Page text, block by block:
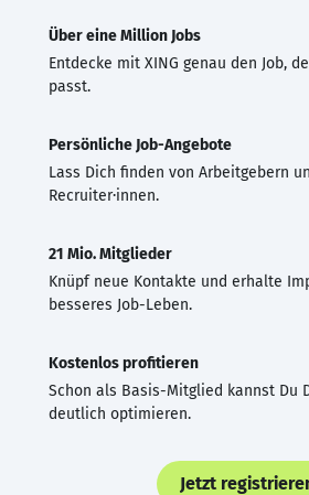
Über eine Million Jobs
Entdecke mit XING genau den Job,
passt.
Persönliche Job-Angebote
Lass Dich finden von Arbeitgebern
Recruiter·innen.
21 Mio. Mitglieder
Knüpf neue Kontakte und erhalte
besseres Job-Leben.
Kostenlos profitieren
Schon als Basis-Mitglied kannst Du
deutlich optimieren.
Jetzt